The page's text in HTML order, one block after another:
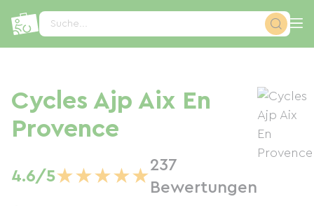
Suche...
Cycles Ajp Aix En
Provence
4.6/5★★★★★
237
Bewertungen
Cookie-Einstellungen